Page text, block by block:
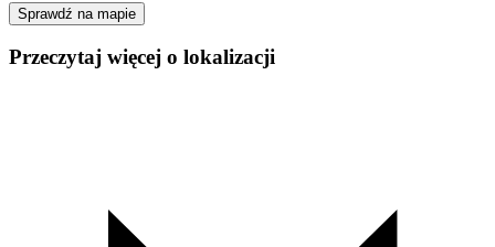
Sprawdź na mapie
Przeczytaj więcej o lokalizacji